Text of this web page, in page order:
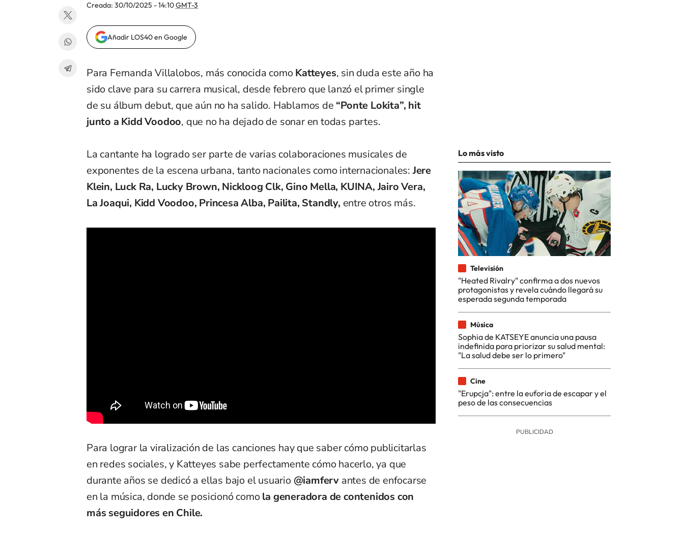
Creada: 30/10/2025 - 14:10GMT-3
Añadir LOS40 en Google
Para Fernanda Villalobos, más conocida comoKatteyes, sin duda este año ha
sido clave para su carrera musical, desde febrero que lanzó el primer single
de su álbum debut, que aún no ha salido. Hablamos de “Ponte Lokita”, hit
junto a Kidd Voodoo, que no ha dejado de sonar en todas partes.
La cantante ha logrado ser parte de varias colaboraciones musicales de
exponentes de la escena urbana, tanto nacionales como internacionales:Jere
Klein, Luck Ra, Lucky Brown, Nickloog Clk, Gino Mella, KUINA, Jairo Vera,
La Joaqui, Kidd Voodoo, Princesa Alba, Pailita, Standly, entre otros más.
Para lograr la viralización de las canciones hay que saber cómo publicitarlas
en redes sociales, y Katteyes sabe perfectamente cómo hacerlo, ya que
durante años se dedicó a ellas bajo el usuario @iamferv antes de enfocarse
en la música, donde se posicionó comola generadora de contenidos con
más seguidores en Chile.
Lo más visto
Televisión
"Heated Rivalry" confirma a dos nuevos
protagonistas y revela cuándo llegará su
esperada segunda temporada
Música
Sophia de KATSEYE anuncia una pausa
indefinida para priorizar su salud mental:
"La salud debe ser lo primero"
Cine
"Erupcja": entre la euforia de escapar y el
peso de las consecuencias